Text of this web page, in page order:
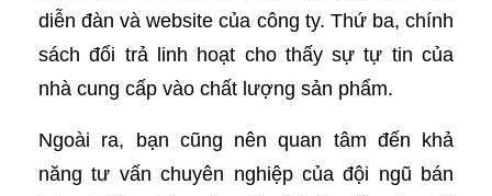
diễn đàn và website của công ty. Thứ ba, chính
sách đổi trả linh hoạt cho thấy sự tự tin của
nhà cung cấp vào chất lượng sản phẩm.
Ngoài ra, bạn cũng nên quan tâm đến khả
năng tư vấn chuyên nghiệp của đội ngũ bán